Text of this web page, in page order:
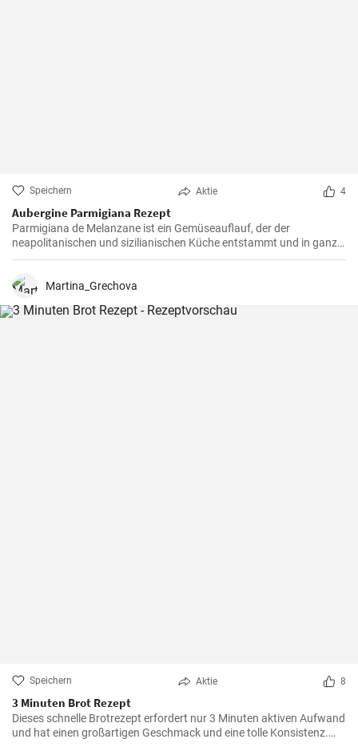
Speichern Aktie 4
Aubergine Parmigiana Rezept
Parmigiana de Melanzane ist ein Gemüseauflauf, der der
neapolitanischen und sizilianischen Küche entstammt und in ganz
Süditalien verbreitet ist. Melanzane - deutsch sind Auberginen
Martina_Grechova
Speichern Aktie 8
3 Minuten Brot Rezept
Dieses schnelle Brotrezept erfordert nur 3 Minuten aktiven Aufwand
und hat einen großartigen Geschmack und eine tolle Konsistenz.